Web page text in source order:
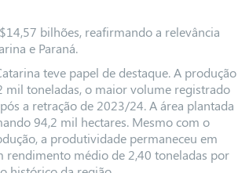
bilhões, reafirmando a relevância
e Paraná.
teve papel de destaque. A produção
mil toneladas, o maior volume registrado
a retração de 2023/24. A área plantada
94,2 mil hectares. Mesmo com o
a produtividade permaneceu em
rendimento médio de 2,40 toneladas por